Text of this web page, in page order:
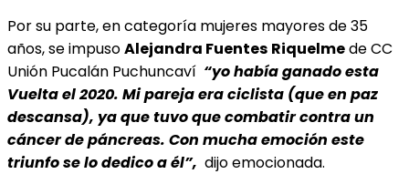
Por su parte, en categoría mujeres mayores de 35
años, se impusoAlejandra Fuentes Riquelmede CC
Unión Pucalán Puchuncaví “yo había ganado esta
Vuelta el 2020. Mi pareja era ciclista (que en paz
descansa), ya que tuvo que combatir contra un
cáncer de páncreas. Con mucha emoción este
triunfo se lo dedico a él”, dijo emocionada.